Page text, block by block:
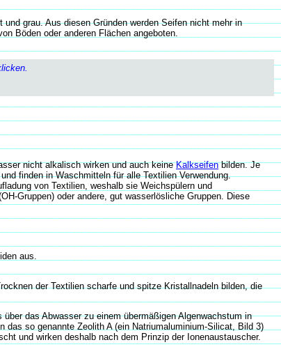
grau. Aus diesen Gründen werden Seifen nicht mehr in
Böden oder anderen Flächen angeboten.
nicht alkalisch wirken und auch keineKalkseifenbilden. Je
finden in Waschmitteln für alle Textilien Verwendung.
von Textilien, weshalb sie Weichspülern und
Gruppen) oder andere, gut wasserlösliche Gruppen. Diese
aus.
der Textilien scharfe und spitze Kristallnadeln bilden, die
das Abwasser zu einem übermäßigen Algenwachstum in
so genannte Zeolith A (ein Natriumaluminium-Silicat, Bild 3)
und wirken deshalb nach dem Prinzip der Ionenaustauscher.